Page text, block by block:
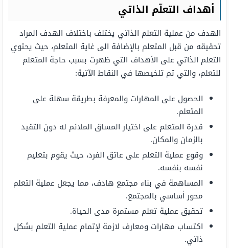
أهداف التعلّم الذاتي
الهدف من عملية التعلم الذاتي يختلف باختلاف الهدف المراد
تحقيقه من قبل المتعلم بالإضافة الى غاية المتعلم، حيث يحتوي
التعلم الذاتي على الأهداف التي ظهرت بسبب حاجة المتعلم
للتعلم، والتي تم تلخيصها في النقاط الآتية:
الحصول على المهارات والمعرفة بطريقة سهلة على
المتعلم.
قدرة المتعلم على اختيار المساق الملائم له دون التقيد
بالزمان والمكان.
وقوع عملية التعلم على عاتق الفرد، حيث يقوم بتعليم
نفسه بنفسه.
المساهمة في بناء مجتمع هادف، مما يجعل عملية التعلم
محور أساسي بالمجتمع.
تحقيق عملية تعلم مستمرة مدى الحياة.
اكتساب مهارات ومعارف لازمة لإتمام عملية التعلم بشكل
ذاتي.